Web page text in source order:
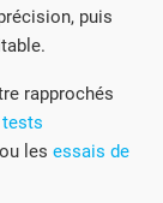
puis
rapprochés
tests
ou lesessais de